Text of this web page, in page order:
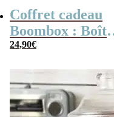
Coffret cadeau
Boombox : Boîte
bonbons des
Coffret bonbon
24,90€